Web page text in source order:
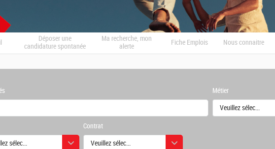
Déposer une
candidature spontanée
Ma recherche, mon
alerte
Fiche Emplois Nous connaitre
Métier
Veuillez sélectionner
sélectionner une ou des valeurs
Contrat
Veuillez sélectionner une ou des valeurs